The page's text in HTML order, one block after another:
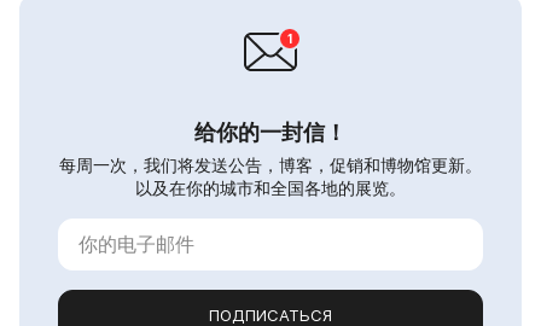
给你的一封信！
每周一次，我们将发送公告，博客，促销和博物馆更新。
以及在你的城市和全国各地的展览。
ПОДПИСАТЬСЯ